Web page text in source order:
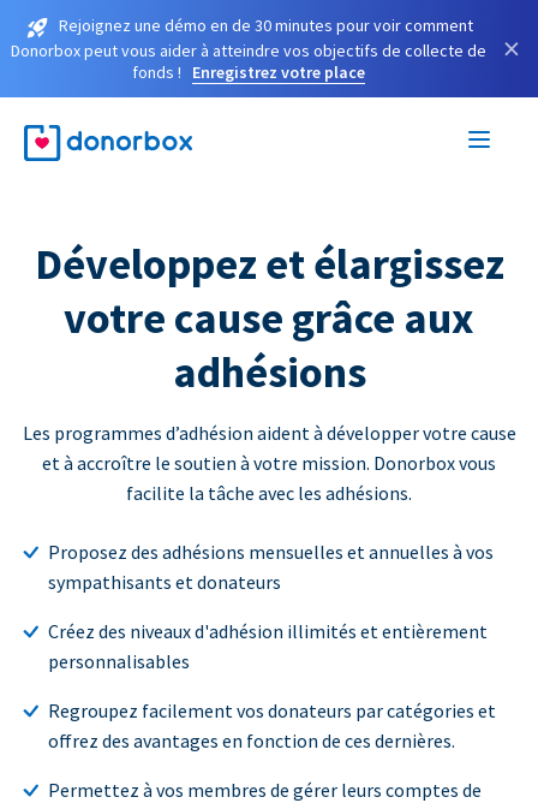
Rejoignez une démo en de 30 minutes pour voir comment
Donorbox peut vous aider à atteindre vos objectifs de collecte de
fonds !
Enregistrez votre place
×
Développez et élargissez
votre cause grâce aux
adhésions
Les programmes d’adhésion aident à développer votre cause
et à accroître le soutien à votre mission. Donorbox vous
facilite la tâche avec les adhésions.
Proposez des adhésions mensuelles et annuelles à vos
sympathisants et donateurs
Créez des niveaux d'adhésion illimités et entièrement
personnalisables
Regroupez facilement vos donateurs par catégories et
offrez des avantages en fonction de ces dernières.
Permettez à vos membres de gérer leurs comptes de